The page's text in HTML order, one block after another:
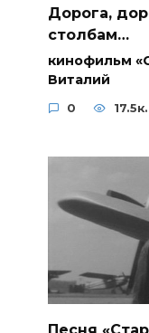
Дорога,
столбам…
кинофильм
Виталий
0 17.5к.
Песня